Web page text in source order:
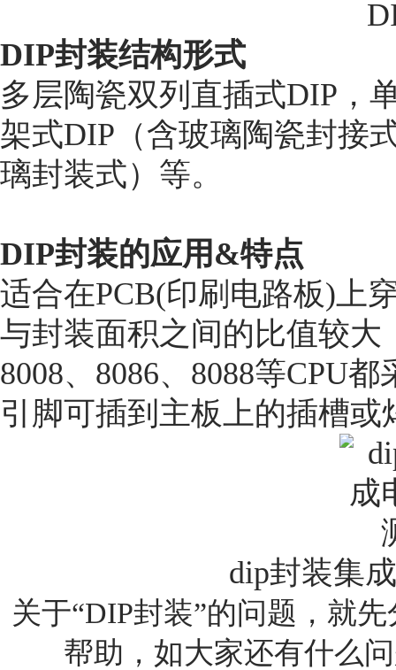
DIP封装结构形式
多层陶瓷双列直插式DIP，
架式DIP（含玻璃陶瓷封接
璃封装式）等。
DIP封装的应用&特点
适合在PCB(印刷电路板)上
与封装面积之间的比值较大
8008、8086、8088等CPU
引脚可插到主板上的插槽或
dip封装集
关于“DIP封装”的问题，就
帮助，如大家还有什么